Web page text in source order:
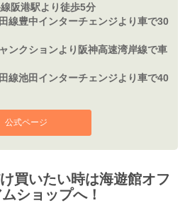
阪港駅より徒歩5分
インターチェンジより車で30
ョンより阪神高速湾岸線で車
インターチェンジより車で40
公式ページ
買いたい時は海遊館オフ
ショップへ！